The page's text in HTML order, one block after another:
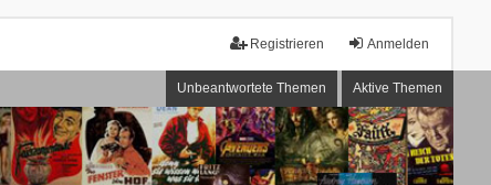
Anmelden
Registrieren
Unbeantwortete Themen Aktive Themen